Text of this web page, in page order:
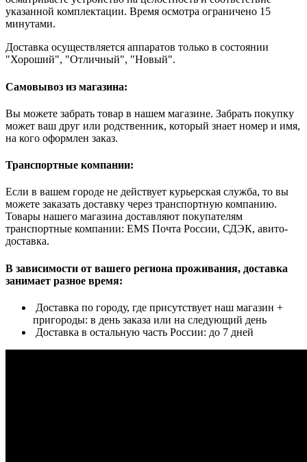
указанной комплектации. Время осмотра ограничено 15
минутами.
Доставка осуществляется аппаратов только в состоянии
"Хороший", "Отличный", "Новый".
Самовывоз из магазина:
Вы можете забрать товар в нашем магазине. Забрать покупку
может ваш друг или родственник, который знает номер и имя,
на кого оформлен заказ.
Транспортные компании:
Если в вашем городе не действует курьерская служба, то вы
можете заказать доставку через транспортную компанию.
Товары нашего магазина доставляют покупателям
транспортные компании: EMS Почта России, СДЭК, авито-
доставка.
В зависимости от вашего региона проживания, доставка
занимает разное время:
Доставка по городу, где присутствует наш магазин +
пригороды: в день заказа или на следующий день
Доставка в остальную часть России: до 7 дней